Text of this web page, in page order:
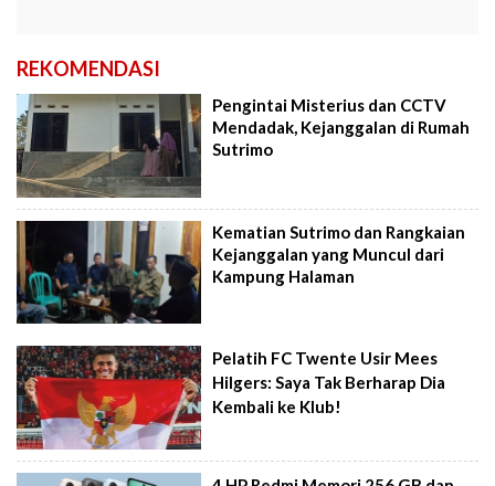
REKOMENDASI
Pengintai Misterius dan CCTV
Mendadak, Kejanggalan di Rumah
Sutrimo
Kematian Sutrimo dan Rangkaian
Kejanggalan yang Muncul dari
Kampung Halaman
Pelatih FC Twente Usir Mees
Hilgers: Saya Tak Berharap Dia
Kembali ke Klub!